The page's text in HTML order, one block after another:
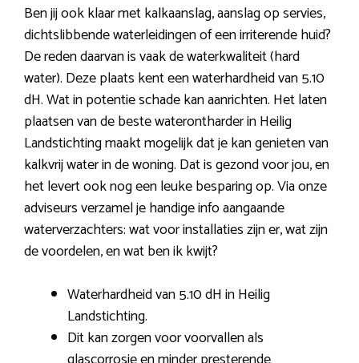
Ben jij ook klaar met kalkaanslag, aanslag op servies,
dichtslibbende waterleidingen of een irriterende huid?
De reden daarvan is vaak de waterkwaliteit (hard
water). Deze plaats kent een waterhardheid van 5.10
dH. Wat in potentie schade kan aanrichten. Het laten
plaatsen van de beste waterontharder in Heilig
Landstichting maakt mogelijk dat je kan genieten van
kalkvrij water in de woning. Dat is gezond voor jou, en
het levert ook nog een leuke besparing op. Via onze
adviseurs verzamel je handige info aangaande
waterverzachters: wat voor installaties zijn er, wat zijn
de voordelen, en wat ben ik kwijt?
Waterhardheid van 5.10 dH in Heilig
Landstichting.
Dit kan zorgen voor voorvallen als